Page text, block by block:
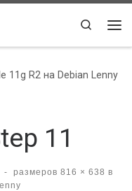
Search
11g R2 на Debian Lenny
11
- размеров 816 × 638 в